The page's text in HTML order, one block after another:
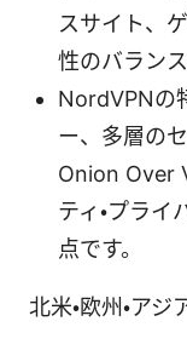
スサイト、
性のバラン
NordVPNの
ー、多層の
Onion Over
ティ・プラ
点です。
北米・欧州・ア